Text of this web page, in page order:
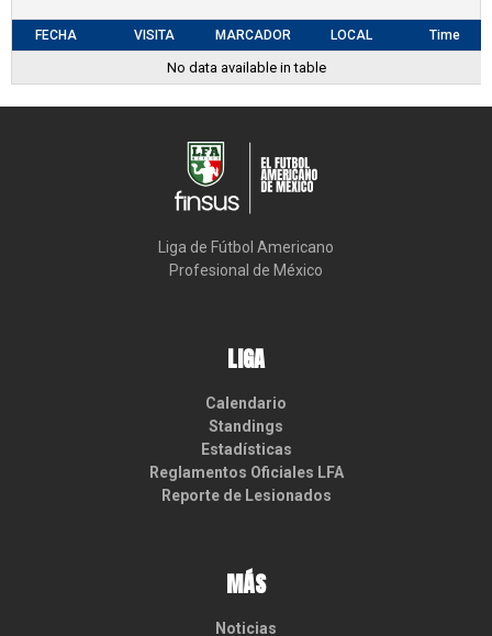
FECHA VISITA MARCADOR LOCAL Time
No data available in table
Liga de Fútbol Americano
Profesional de México
LIGA
Calendario
Standings
Estadísticas
Reglamentos Oficiales LFA
Reporte de Lesionados
MÁS
Noticias